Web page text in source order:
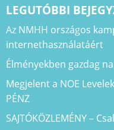
LEGUTÓBBI
Az NMHH országos
internethasználatáért
Élményekben gazdag
Megjelent a NOE
PÉNZ
SAJTÓKÖZLEMÉNY –